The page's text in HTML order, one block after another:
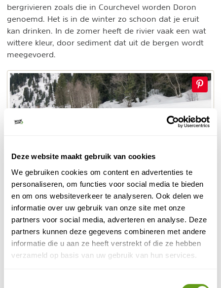
Deze website maakt gebruik van cookies
We gebruiken cookies om content en advertenties te
personaliseren, om functies voor social media te bieden
en om ons websiteverkeer te analyseren. Ook delen we
informatie over uw gebruik van onze site met onze
partners voor social media, adverteren en analyse. Deze
partners kunnen deze gegevens combineren met andere
informatie die u aan ze heeft verstrekt of die ze hebben
verzameld op basis van uw gebruik van hun services.
bergrivieren zoals die in Courchevel worden Doron
genoemd. Het is in de winter zo schoon dat je eruit
kan drinken. In de zomer heeft de rivier vaak een wat
wittere kleur, door sediment dat uit de bergen wordt
meegevoerd.
6. Maison de la Réserve